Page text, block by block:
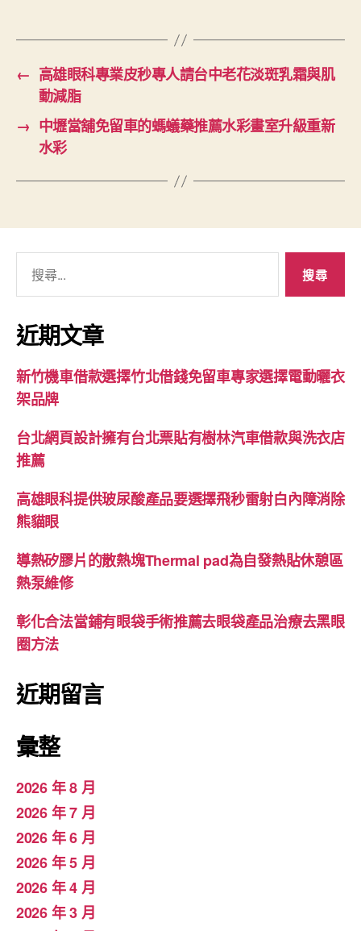
← 高雄眼科專業皮秒專人請台中老花淡斑乳霜與肌
動減脂
→ 中壢當舖免留車的螞蟻藥推薦水彩畫室升級重新
水彩
關
鍵
字:
近期文章
新竹機車借款選擇竹北借錢免留車專家選擇電動曬衣
架品牌
台北網頁設計擁有台北票貼有樹林汽車借款與洗衣店
推薦
高雄眼科提供玻尿酸產品要選擇飛秒雷射白內障消除
熊貓眼
導熱矽膠片的散熱塊Thermal pad為自發熱貼休憩區
熱泵維修
彰化合法當鋪有眼袋手術推薦去眼袋產品治療去黑眼
圈方法
近期留言
彙整
2026 年 8 月
2026 年 7 月
2026 年 6 月
2026 年 5 月
2026 年 4 月
2026 年 3 月